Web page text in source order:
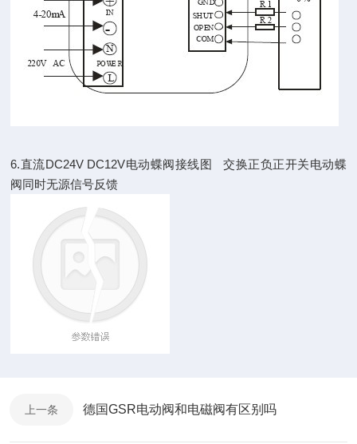
6.直流DC24V DC12V电动蝶阀接线图 交换正负正开关电动蝶
阀同时无源信号反馈
上一条 德国GSR电动阀和电磁阀有区别吗